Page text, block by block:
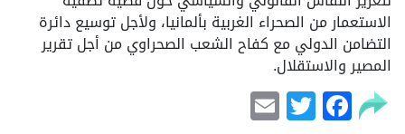
الاستعمار من الصحراء الغربية بألمانيا، ولأجل توسيع دائرة
التضامن الدولي مع كفاح الشعب الصحراوي من أجل تقرير
المصير والاستقلال.
Facebook
Twitter